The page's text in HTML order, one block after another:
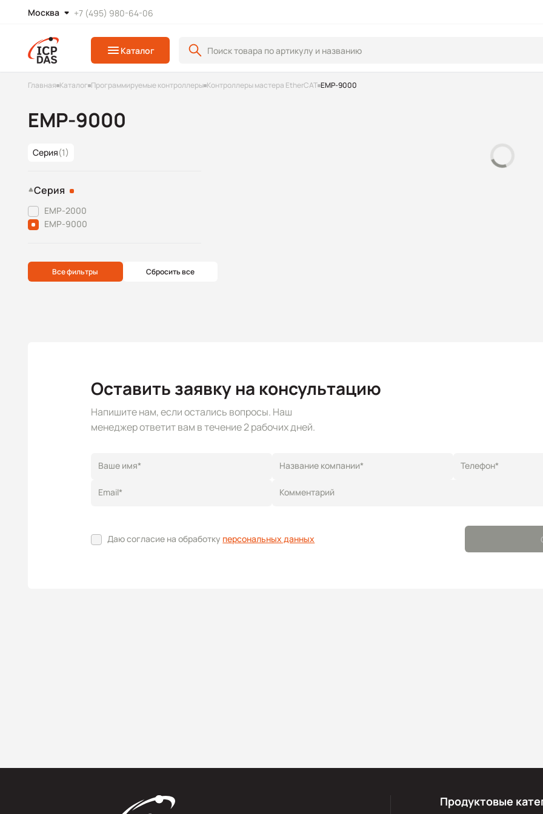
Москва +7 (495) 980-64-06
Каталог
Главная Каталог Программируемые контроллеры Контроллеры мастера EtherCAT EMP-9000
EMP-9000
Серия(1)
Серия
EMP-2000
EMP-9000
Все фильтры Сбросить все
Оставить заявку на консультацию
Напишите нам, если остались вопросы. Наш
менеджер ответит вам в течение 2 рабочих дней.
Ваше имя* Название компании* Телефон*
Email* Комментарий
Даю согласие на обработку персональных данных
Продуктовые